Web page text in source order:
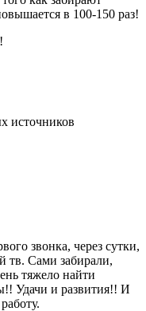
в 100-150 раз!
источников
звонка, через сутки,
тв. Сами забирали,
тяжело найти
Удачи и развития!! И